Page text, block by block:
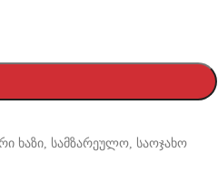
ხაზი, სამზარეულო, საოჯახო